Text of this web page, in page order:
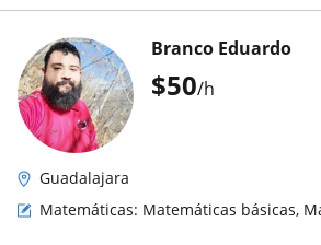
$50/h
Branco Eduardo
Guadalajara
Matemáticas: Matemáticas básicas,